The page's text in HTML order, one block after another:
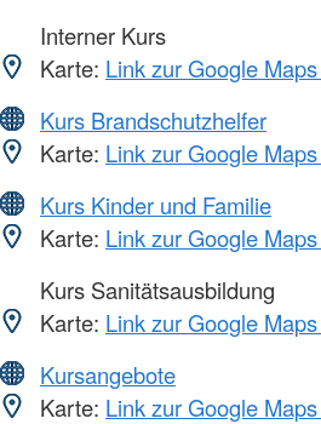
Interner Kurs
Karte: Link zur Google
Kurs Brandschutzhelfer
Karte: Link zur Google
Kurs Kinder und Familie
Karte: Link zur Google
Kurs Sanitätsausbildung
Karte: Link zur Google
Kursangebote
Karte: Link zur Google